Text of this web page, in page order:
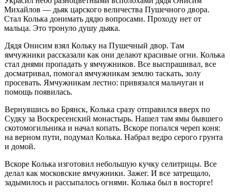
Михай­лов — дьяк царского величества Пушечного двора.
Стал Колька донимать дядю вопросами. Проходу нет от
мальца. Это тронуло душу дьяка.
Дядя Онисим взял Кольку на Пушечный двор. Там
ямчужники рассказали как они делают красивые огни. Колька
стал днями про­падать у ямчужников. Все выспрашивал, все
досматривал, помогал ямчужникам землю таскать, золу
просевать. Ямчужникам лестно: привязался мальчуган и
помощь появилась.
Вернувшись во Брянск, Колька сразу отправился вверх по
Суд­ку за Воскресенский монастырь. Нашел там ямы бывшего
скотомо­гильника и начал копать. Вскоре попался череп коня:
на верном пу­ти, подумал Колька. Набрал ведро серого грунта
и домой.
Вскоре Колька изготовил небольшую кучку селитрицы. Все
де­лал как московские ямчужники. Зажег. И все затрещало,
задыми­лось и рассыпалось огнями. Колька был в восторге!